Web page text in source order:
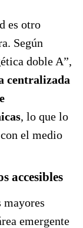
es otro
Según
doble A”,
centralizada
, lo que lo
el medio
accesibles
mayores
emergente